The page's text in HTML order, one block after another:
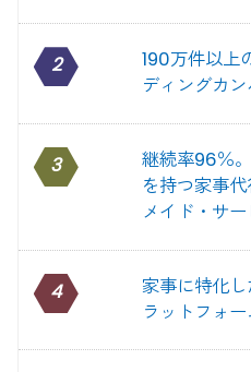
2
190万件以上
ディングカン
3
継続率96％
を持つ家事
メイド・サー
4
家事に特化
ラットフォー